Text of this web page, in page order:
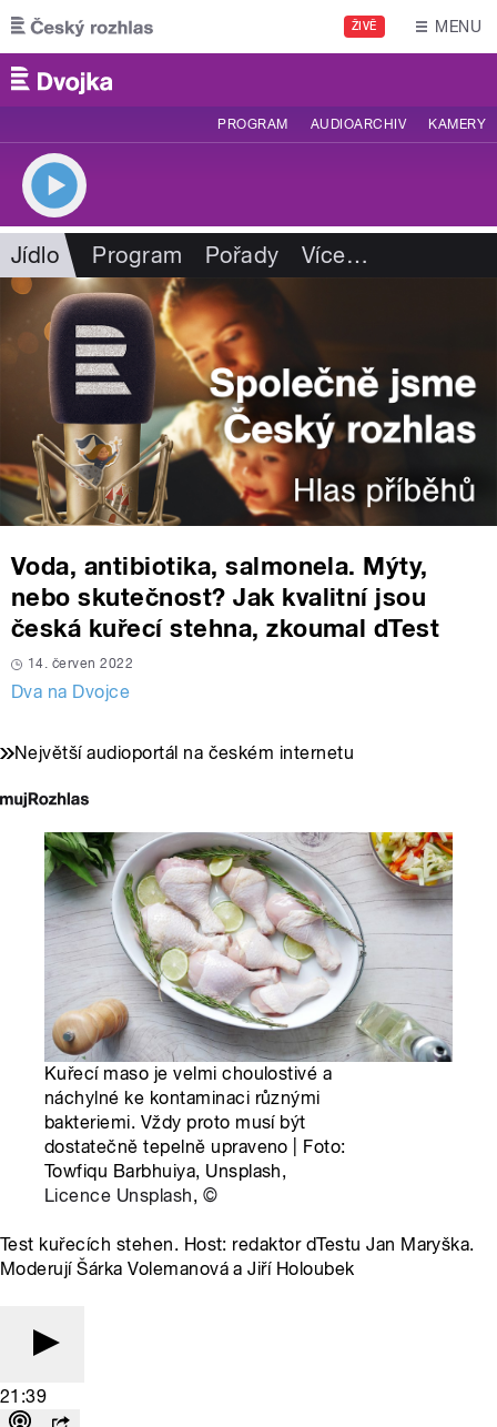
Přejít k hlavnímu obsahu
ŽIVĚ MENU
PROGRAM AUDIOARCHIV KAMERY
Jídlo Program Pořady Více…
Voda, antibiotika, salmonela. Mýty,
nebo skutečnost? Jak kvalitní jsou
česká kuřecí stehna, zkoumal dTest
14. červen 2022
Dva na Dvojce
Největší audioportál na českém internetu
Kuřecí maso je velmi choulostivé a
náchylné ke kontaminaci různými
bakteriemi. Vždy proto musí být
dostatečně tepelně upraveno | Foto:
Towfiqu Barbhuiya, Unsplash,
Licence Unsplash, ©
Test kuřecích stehen. Host: redaktor dTestu Jan Maryška.
Moderují Šárka Volemanová a Jiří Holoubek
21:39